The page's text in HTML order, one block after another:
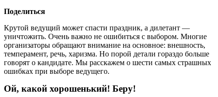
Поделиться
Крутой ведущий может спасти праздник, а дилетант —
уничтожить. Очень важно не ошибиться с выбором. Многие
организаторы обращают внимание на основное: внешность,
темперамент, речь, харизма. Но порой детали гораздо больше
говорят о кандидате. Мы расскажем о шести самых страшных
ошибках при выборе ведущего.
Ой, какой хорошенький! Беру!